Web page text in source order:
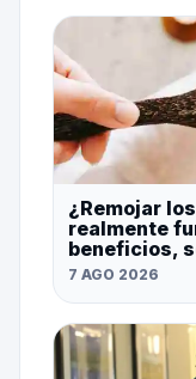
¿Remojar
realmente
beneficios,
7 AGO 2026